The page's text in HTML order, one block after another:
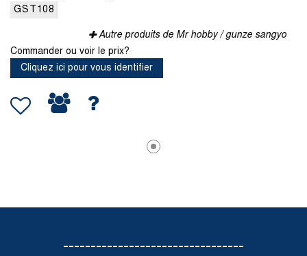
GST108
Autre produits de Mr hobby / gunze sangyo
Commander ou voir le prix?
Cliquez ici pour vous identifier
---------------------------------